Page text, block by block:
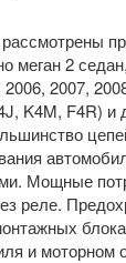
меган 2
2007,
K4M, F4R) и
Мощные
реле.
и моторном